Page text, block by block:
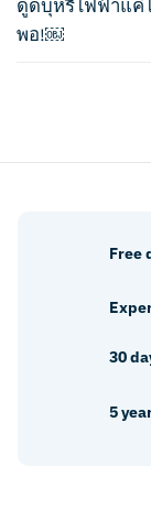
ดูดบุหรี่ไฟฟ้าแค่
พอ!￼
Free
30
5